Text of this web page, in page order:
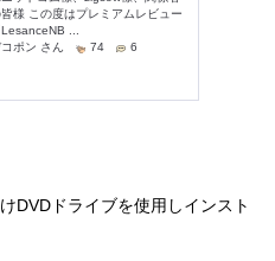
DVDドライブを使用しインスト